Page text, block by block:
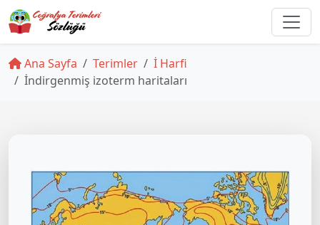
Ana Sayfa Terimler
İ Harfi
İndirgenmiş izoterm haritaları